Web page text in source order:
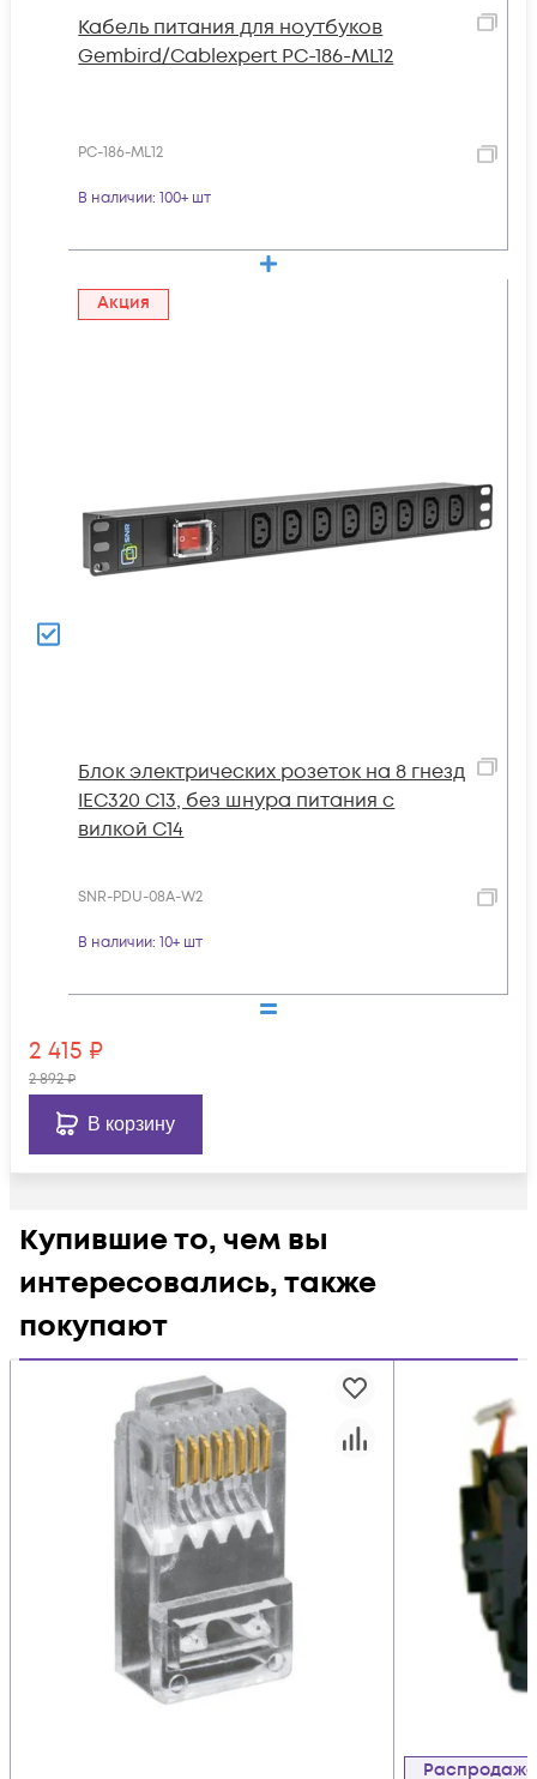
Кабель питания для ноутбуков
Gembird/Cablexpert PC-186-ML12
PC-186-ML12
В наличии: 100+ шт
Акция
Блок электрических розеток на 8 гнезд
IEC320 C13, без шнура питания с
вилкой C14
SNR-PDU-08A-W2
В наличии: 10+ шт
2 415 ₽
2 892₽
В корзину
Купившие то, чем вы
интересовались, также
покупают
Распродажа